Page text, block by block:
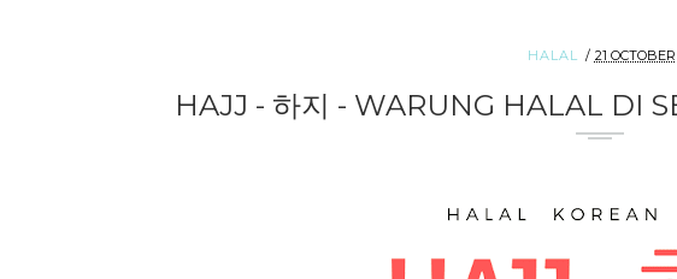
HALAL 21 OCTOBER
HAJJ - 하지 - WARUNG HALAL DI